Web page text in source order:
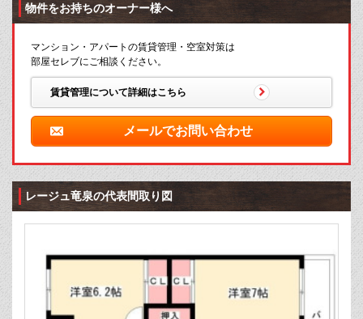
物件をお持ちのオーナー様へ
マンション・アパートの賃貸管理・空室対策は
部屋セレブにご相談ください。
賃貸管理について詳細はこちら
メールでお問い合わせ
レージュ竜泉の代表間取り図